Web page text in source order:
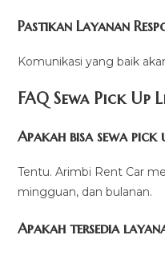
Pastikan Layanan
Komunikasi yang baik
FAQ Sewa Pick Up
Apakah bisa sewa pick
Tentu. Arimbi Rent Car
mingguan, dan bulanan.
Apakah tersedia